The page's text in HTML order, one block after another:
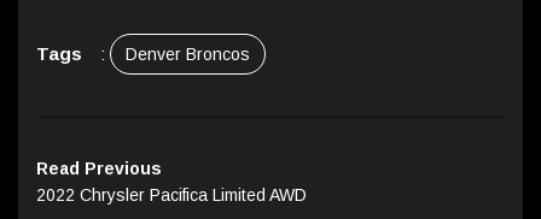
Tags : Denver Broncos
Read Previous
2022 Chrysler Pacifica Limited AWD